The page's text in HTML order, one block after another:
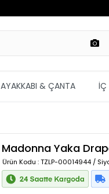
AYAKKABI & ÇANTA İÇ
Madonna Yaka
Ürün Kodu : TZLP-00014944 /